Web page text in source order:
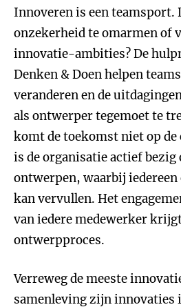
Innoveren is een teamsport.
onzekerheid te omarmen of
innovatie-ambities? De
Denken & Doen helpen
veranderen en de
als ontwerper tegemoet te
komt de toekomst niet op
is de organisatie actief bezig
ontwerpen, waarbij
kan vervullen. Het
van iedere medewerker
ontwerpproces.
Verreweg de meeste
samenleving zijn innovaties